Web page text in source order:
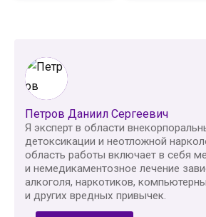
Петров Даниил Сергеевич
Я эксперт в области
детоксикации и неотложной
область работы включает в себя
и немедикаментозное лечение
алкоголя, наркотиков,
и других вредных привычек.